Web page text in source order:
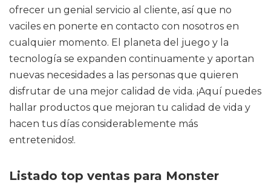
ofrecer un genial servicio al cliente, así que no
vaciles en ponerte en contacto con nosotros en
cualquier momento. El planeta del juego y la
tecnología se expanden continuamente y aportan
nuevas necesidades a las personas que quieren
disfrutar de una mejor calidad de vida. ¡Aquí puedes
hallar productos que mejoran tu calidad de vida y
hacen tus días considerablemente más
entretenidos!.
Listado top ventas para Monster